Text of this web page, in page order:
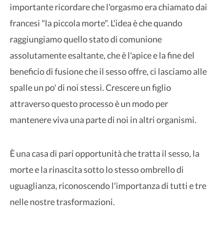
importante ricordare che l'orgasmo era chiamato dai
francesi "la piccola morte". L'idea è che quando
raggiungiamo quello stato di comunione
assolutamente esaltante, che è l'apice e la fine del
beneficio di fusione che il sesso offre, ci lasciamo alle
spalle un po' di noi stessi. Crescere un figlio
attraverso questo processo è un modo per
mantenere viva una parte di noi in altri organismi.
È una casa di pari opportunità che tratta il sesso, la
morte e la rinascita sotto lo stesso ombrello di
uguaglianza, riconoscendo l'importanza di tutti e tre
nelle nostre trasformazioni.